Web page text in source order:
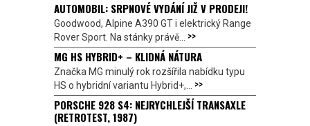
AUTOMOBIL: SRPNOVÉ VYDÁNÍ JIŽ V PRODEJI!
Goodwood, Alpine A390 GT i elektrický Range
Rover Sport. Na stánky právě... >>
MG HS HYBRID+ – KLIDNÁ NÁTURA
Značka MG minulý rok rozšířila nabídku typu
HS o hybridní variantu Hybrid+,... >>
PORSCHE 928 S4: NEJRYCHLEJŠÍ TRANSAXLE
(RETROTEST, 1987)